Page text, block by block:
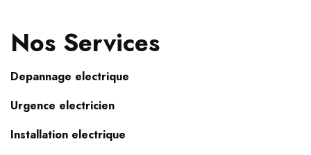
Nos Services
Depannage electrique
Urgence electricien
Installation electrique